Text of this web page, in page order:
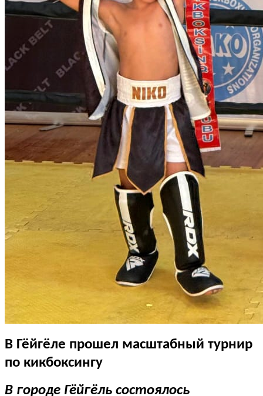
В Гёйгёле прошел масштабный турнир
по кикбоксингу
В городе Гёйгёль состоялось